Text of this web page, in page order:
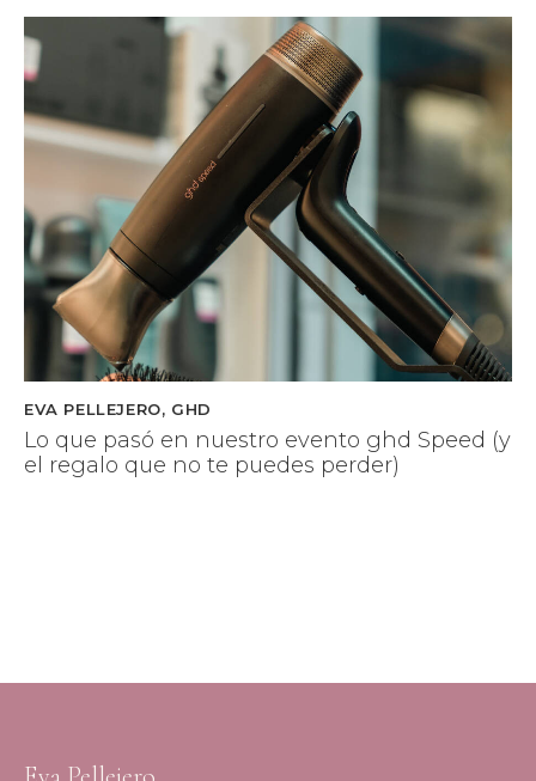
EVA PELLEJERO, GHD
Lo que pasó en nuestro evento ghd Speed (y
el regalo que no te puedes perder)